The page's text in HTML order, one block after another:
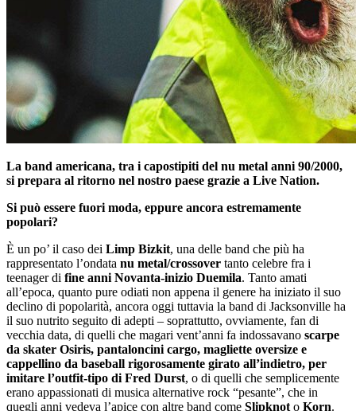
La band americana, tra i capostipiti del nu metal anni 90/2000,
si prepara al ritorno nel nostro paese grazie a Live Nation.
Si può essere fuori moda, eppure ancora estremamente
popolari?
È un po’ il caso dei Limp Bizkit, una delle band che più ha
rappresentato l’ondata nu metal/crossover tanto celebre fra i
teenager di fine anni Novanta-inizio Duemila. Tanto amati
all’epoca, quanto pure odiati non appena il genere ha iniziato il suo
declino di popolarità, ancora oggi tuttavia la band di Jacksonville ha
il suo nutrito seguito di adepti – soprattutto, ovviamente, fan di
vecchia data, di quelli che magari vent’anni fa indossavano scarpe
da skater Osiris, pantaloncini cargo, magliette oversize e
cappellino da baseball rigorosamente girato all’indietro, per
imitare l’outfit-tipo di Fred Durst, o di quelli che semplicemente
erano appassionati di musica alternative rock “pesante”, che in
quegli anni vedeva l’apice con altre band come Slipknot o Korn.